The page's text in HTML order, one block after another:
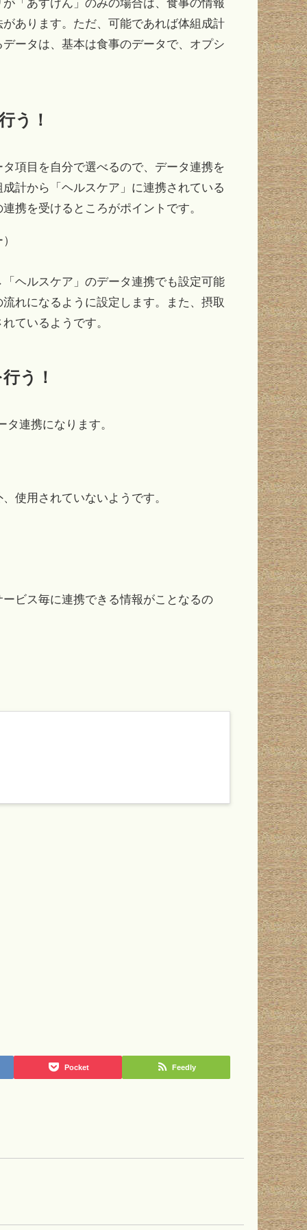
「あすけん」のみの場合は、食事の情報
あります。ただ、可能であれば体組成計
ータは、基本は食事のデータで、オプシ
う！
項目を自分で選べるので、データ連携を
計から「ヘルスケア」に連携されている
携を受けるところがポイントです。
ヘルスケア」のデータ連携でも設定可能
れになるように設定します。また、摂取
ているようです。
う！
連携になります。
使用されていないようです。
ビス毎に連携できる情報がことなるの
Pocket Feedly